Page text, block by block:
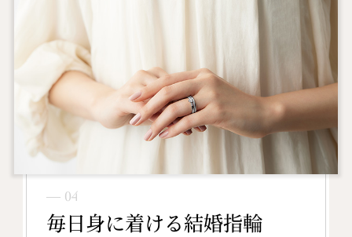
― 04
毎日身に着ける結婚指輪